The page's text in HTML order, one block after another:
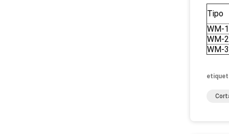
Tipo
WM-
WM-
WM-